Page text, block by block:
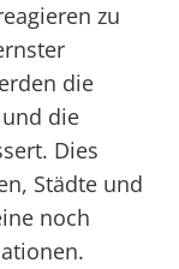
zu
die
die
Dies
Städte und
noch